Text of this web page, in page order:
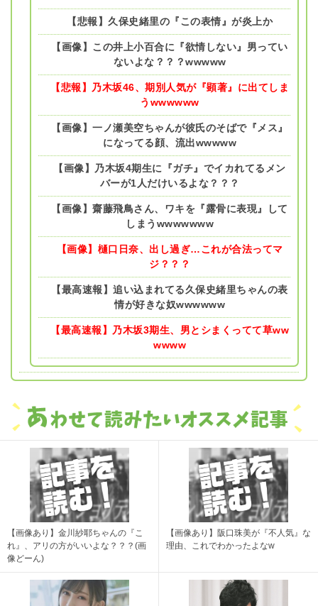
【悲報】久保史緒里の『この表情』が炎上か
【画像】この井上小百合に『欲情しない』男ってい
ないよな？？？wwwww
【悲報】乃木坂46、期別人気が『顕著』に出てしま
うwwwwww
【画像】一ノ瀬美空ちゃんが彼氏のそばで『メス』
になってる顔、流出wwwww
【画像】乃木坂4期生に『ガチ』でイカれてるメン
バーが1人だけいるよな？？？
【画像】齋藤飛鳥さん、ワキを『露骨に表現』して
しまうwwwwwww
【画像】樋口日奈、出し過ぎ…これが合法ってマ
ジ？？？
【最高速報】追い込まれてる久保史緒里ちゃんの表
情が好きな奴wwwwww
【最高速報】乃木坂3期生、男とシまくってて草ww
wwww
【画像あり】金川紗耶ちゃんの『こ
れ』、アリの方がいいよな？？？(画
像どーん)
【画像あり】阪口珠美が『不人気』な
理由、これでわかったよなw